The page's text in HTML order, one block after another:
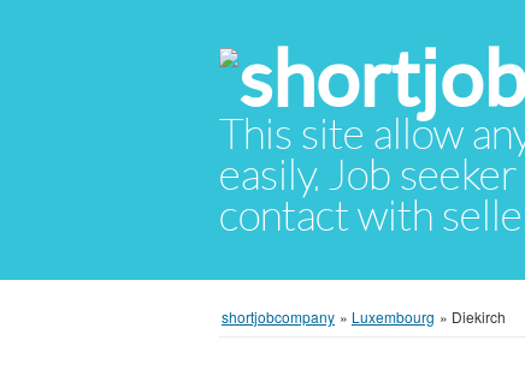
This site allow
easily. Job
contact with
shortjobcompany » Luxembourg » Diekirch